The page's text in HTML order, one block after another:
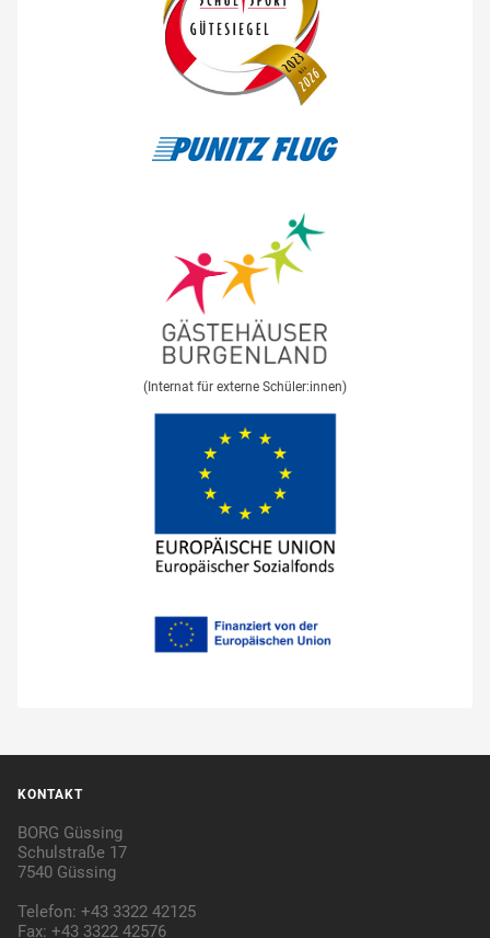
(Internat für externe Schüler:innen)
KONTAKT
BORG Güssing
Schulstraße 17
7540 Güssing
Telefon: +43 3322 42125
Fax: +43 3322 42576